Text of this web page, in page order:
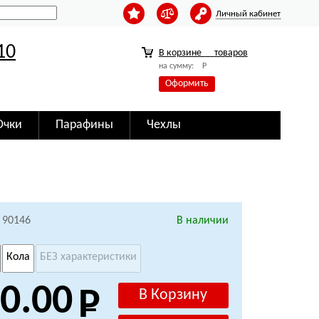
Личный кабинет
В корзине товаров
на сумму: Р
Оформить
Парафины Чехлы
90146
В наличии
Кола БЕЗ характеристики